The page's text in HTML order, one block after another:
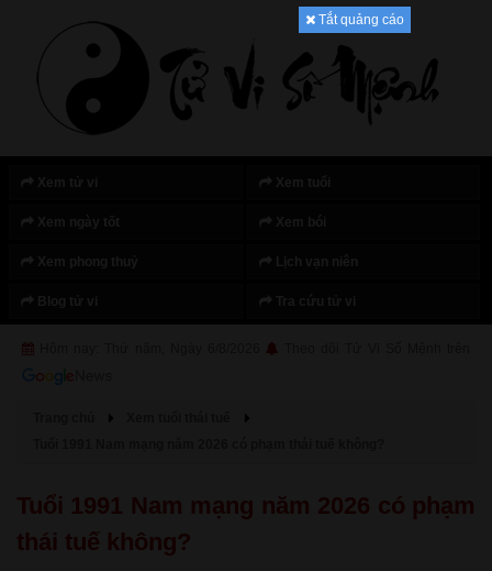
Tắt quảng cáo
Tuổi 1991 Nam mạng năm 2026 có phạm
thái tuế không?